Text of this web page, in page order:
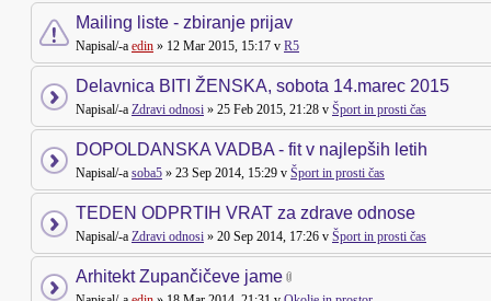
Mailing liste - zbiranje prijav
Napisal/-a edin » 12 Mar 2015, 15:17 v R5
Delavnica BITI ŽENSKA, sobota 14.marec 2015
Napisal/-a Zdravi odnosi » 25 Feb 2015, 21:28 v Šport in prosti čas
DOPOLDANSKA VADBA - fit v najlepših letih
Napisal/-a soba5 » 23 Sep 2014, 15:29 v Šport in prosti čas
TEDEN ODPRTIH VRAT za zdrave odnose
Napisal/-a Zdravi odnosi » 20 Sep 2014, 17:26 v Šport in prosti čas
Arhitekt Zupančičeve jame